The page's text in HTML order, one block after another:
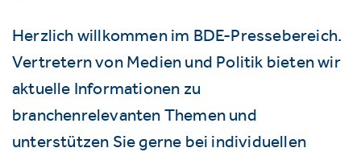
Herzlich willkommen im BDE-Pressebereich.
Vertretern von Medien und Politik bieten wir
aktuelle Informationen zu
branchenrelevanten Themen und
unterstützen Sie gerne bei individuellen